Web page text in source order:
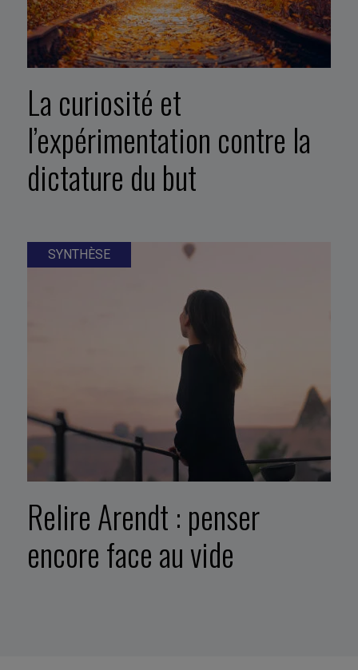
La curiosité et
l’expérimentation contre la
dictature du but
SYNTHÈSE
Relire Arendt : penser
encore face au vide